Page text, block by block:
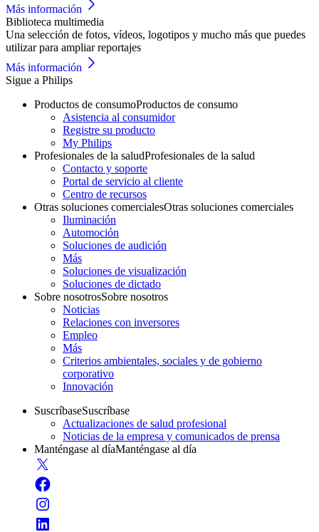
Más información
Biblioteca multimedia
Una selección de fotos, vídeos, logotipos y mucho más que puedes
utilizar para ampliar reportajes
Más información
Sigue a Philips
Productos de consumoProductos de consumo
Asistencia al consumidor
Registre su producto
My Philips
Profesionales de la saludProfesionales de la salud
Contacto y soporte
Portal de servicio al cliente
Centro de recursos
Otras soluciones comercialesOtras soluciones comerciales
Iluminación
Automoción
Soluciones de audición
Más
Soluciones de visualización
Soluciones de dictado
Sobre nosotrosSobre nosotros
Noticias
Relaciones con inversores
Empleo
Más
Criterios ambientales, sociales y de gobierno
corporativo
Innovación
SuscríbaseSuscríbase
Actualizaciones de salud profesional
Noticias de la empresa y comunicados de prensa
Manténgase al díaManténgase al día